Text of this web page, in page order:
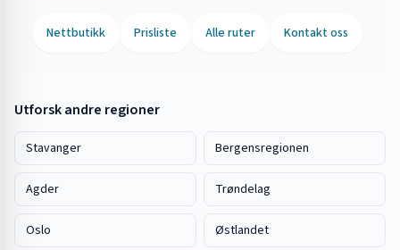
Nettbutikk Prisliste Alle ruter Kontakt oss
Utforsk andre regioner
Stavanger Bergensregionen
Agder Trøndelag
Oslo Østlandet